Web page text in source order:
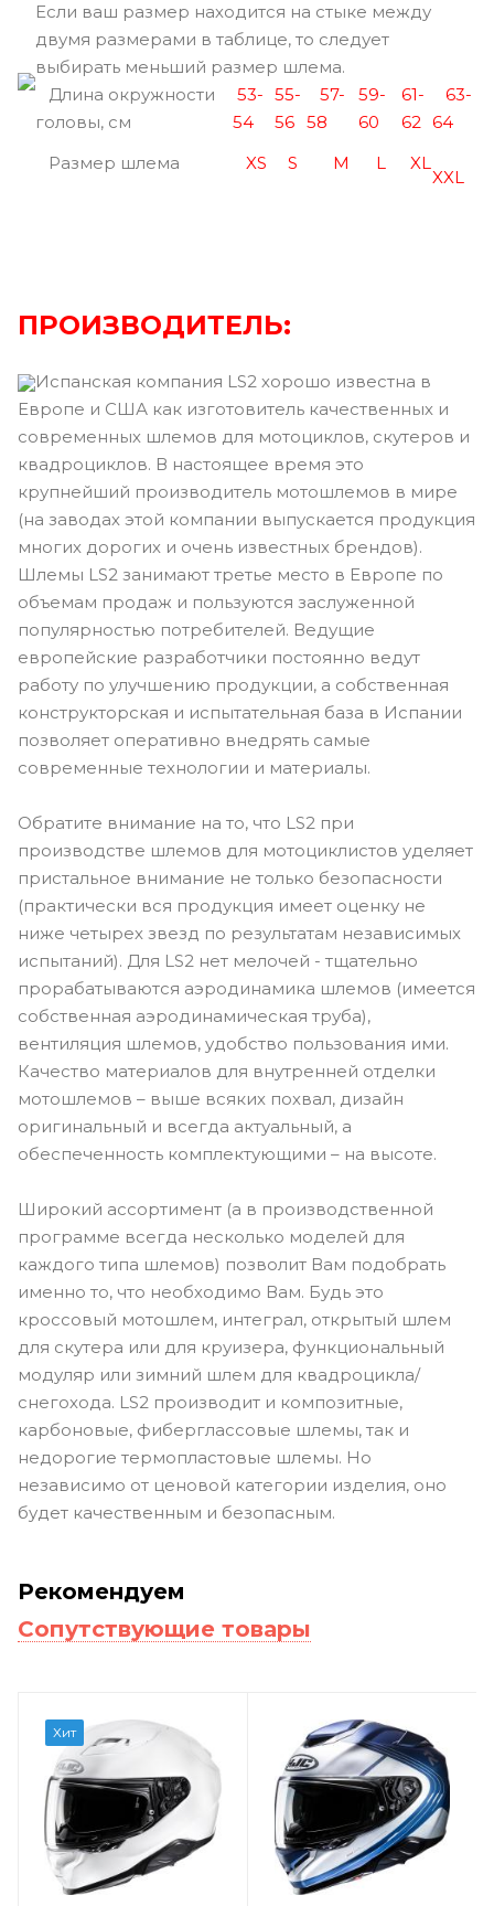
Если ваш размер находится на стыке между
двумя размерами в таблице, то следует
выбирать меньший размер шлема.
Длина окружности
головы, см
53-
54
55-
56
57-
58
59-
60
61-
62
63-
64
Размер шлема
XS S M L XL
XXL
ПРОИЗВОДИТЕЛЬ:
Испанская компания LS2 хорошо известна в
Европе и США как изготовитель качественных и
современных шлемов для мотоциклов, скутеров и
квадроциклов. В настоящее время это
крупнейший производитель мотошлемов в мире
(на заводах этой компании выпускается продукция
многих дорогих и очень известных брендов).
Шлемы LS2 занимают третье место в Европе по
объемам продаж и пользуются заслуженной
популярностью потребителей. Ведущие
европейские разработчики постоянно ведут
работу по улучшению продукции, а собственная
конструкторская и испытательная база в Испании
позволяет оперативно внедрять самые
современные технологии и материалы.
Обратите внимание на то, что LS2 при
производстве шлемов для мотоциклистов уделяет
пристальное внимание не только безопасности
(практически вся продукция имеет оценку не
ниже четырех звезд по результатам независимых
испытаний). Для LS2 нет мелочей - тщательно
прорабатываются аэродинамика шлемов (имеется
собственная аэродинамическая труба),
вентиляция шлемов, удобство пользования ими.
Качество материалов для внутренней отделки
мотошлемов – выше всяких похвал, дизайн
оригинальный и всегда актуальный, а
обеспеченность комплектующими – на высоте.
Широкий ассортимент (а в производственной
программе всегда несколько моделей для
каждого типа шлемов) позволит Вам подобрать
именно то, что необходимо Вам. Будь это
кроссовый мотошлем, интеграл, открытый шлем
для скутера или для круизера, функциональный
модуляр или зимний шлем для квадроцикла/
снегохода. LS2 производит и композитные,
карбоновые, фиберглассовые шлемы, так и
недорогие термопластовые шлемы. Но
независимо от ценовой категории изделия, оно
будет качественным и безопасным.
Рекомендуем
Сопутствующие товары
Хит